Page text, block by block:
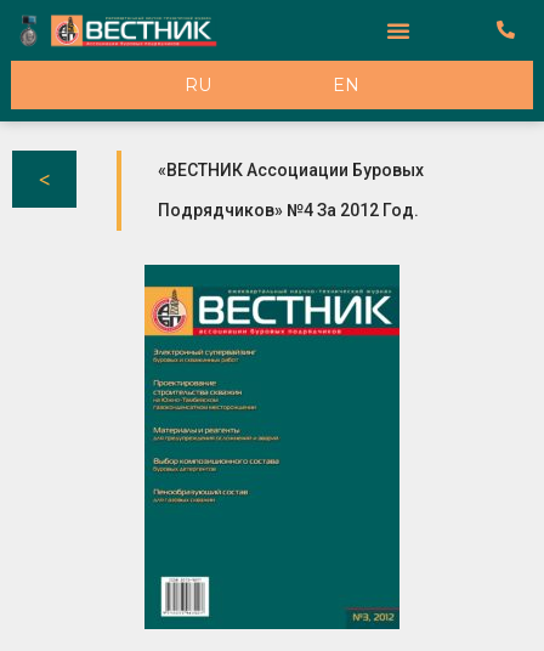
RU EN
«ВЕСТНИК Ассоциации Буровых
Подрядчиков» №4 За 2012 Год.